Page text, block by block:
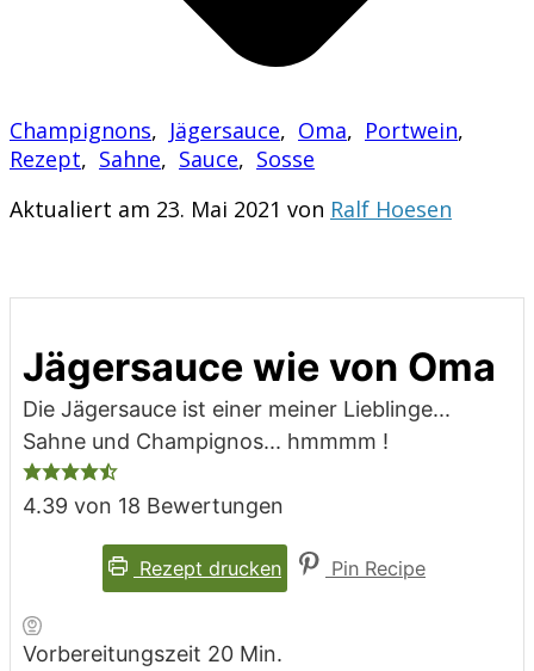
Champignons, Jägersauce, Oma, Portwein,
Rezept, Sahne, Sauce, Sosse
Aktualiert am 23. Mai 2021 von Ralf Hoesen
Jägersauce wie von Oma
Die Jägersauce ist einer meiner Lieblinge...
Sahne und Champignos... hmmmm !
4.39 von 18 Bewertungen
Rezept drucken Pin Recipe
Vorbereitungszeit 20Minuten
Min.